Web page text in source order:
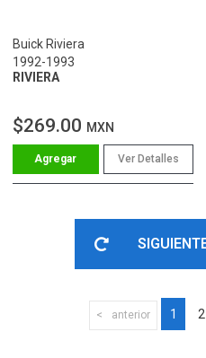
Buick Riviera
1992-1993
RIVIERA
$269.00 MXN
Ver Detalles
anterior 1 2